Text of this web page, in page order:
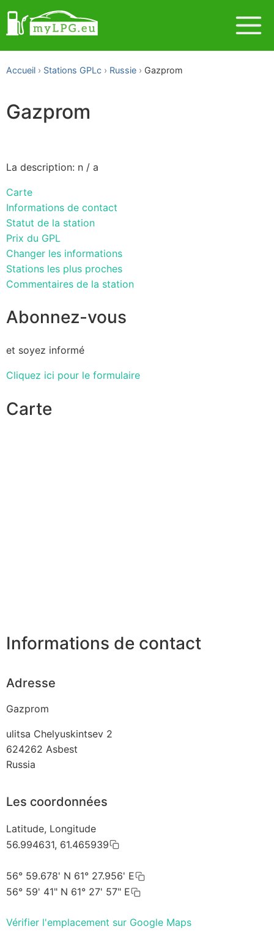
Accueil Stations GPLc Russie Gazprom
Gazprom
La description: n / a
Carte
Informations de contact
Statut de la station
Prix du GPL
Changer les informations
Stations les plus proches
Commentaires de la station
Abonnez-vous
et soyez informé
Cliquez ici pour le formulaire
Carte
Informations de contact
Adresse
Gazprom
ulitsa Chelyuskintsev 2
624262 Asbest
Russia
Les coordonnées
Latitude, Longitude
56.994631, 61.465939
56° 59.678' N 61° 27.956' E
56° 59' 41" N 61° 27' 57" E
Vérifier l'emplacement sur Google Maps